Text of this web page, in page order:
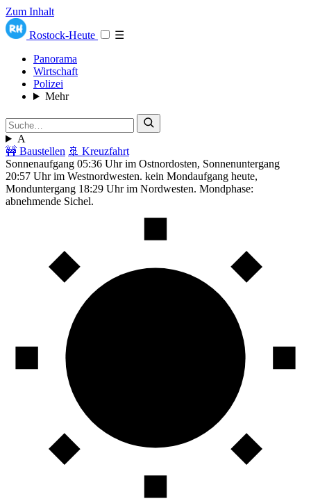
Zum Inhalt
Rostock-Heute
☰
Panorama
Wirtschaft
Polizei
Mehr
A
🚧 Baustellen 🚢 Kreuzfahrt
Sonnenaufgang 05:36 Uhr im Ostnordosten, Sonnenuntergang
20:57 Uhr im Westnordwesten. kein Mondaufgang heute,
Monduntergang 18:29 Uhr im Nordwesten. Mondphase:
abnehmende Sichel.